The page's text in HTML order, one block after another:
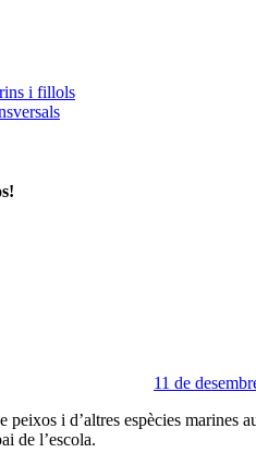
i fillols
11 de
i d’altres espècies marines
de l’escola.